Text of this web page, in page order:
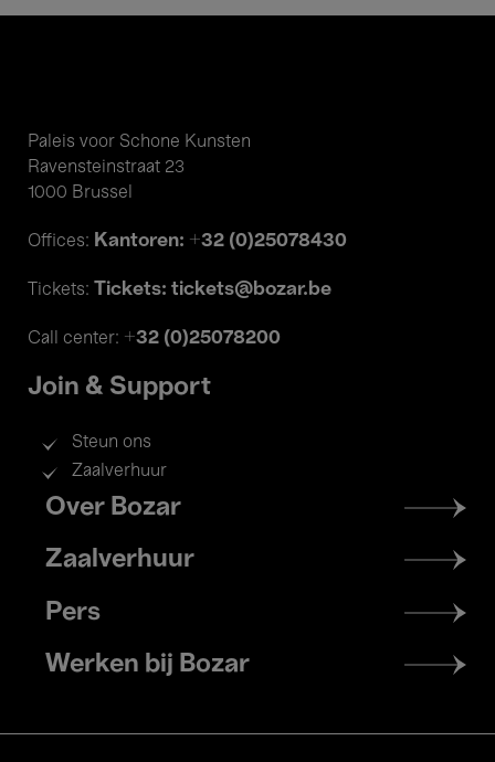
Paleis voor Schone Kunsten
Ravensteinstraat 23
1000 Brussel
Offices: Kantoren: +32 (0)25078430
Tickets: Tickets: tickets@bozar.be
Call center: +32 (0)25078200
Join & Support
Steun ons
Zaalverhuur
Footer
menu
Over Bozar
Zaalverhuur
Pers
Werken bij Bozar